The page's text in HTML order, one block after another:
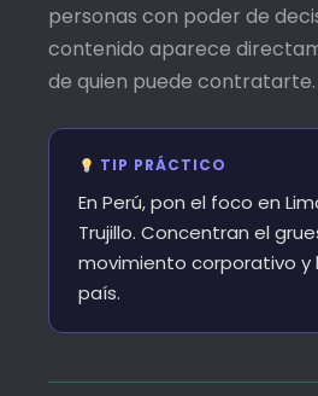
personas con poder de
contenido aparece
de quien puede contratarte.
TIP PRÁCTICO
En Perú, pon el foco en
Trujillo. Concentran el
movimiento corporativo y
país.